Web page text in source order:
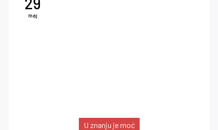
U znanju je moć
maj